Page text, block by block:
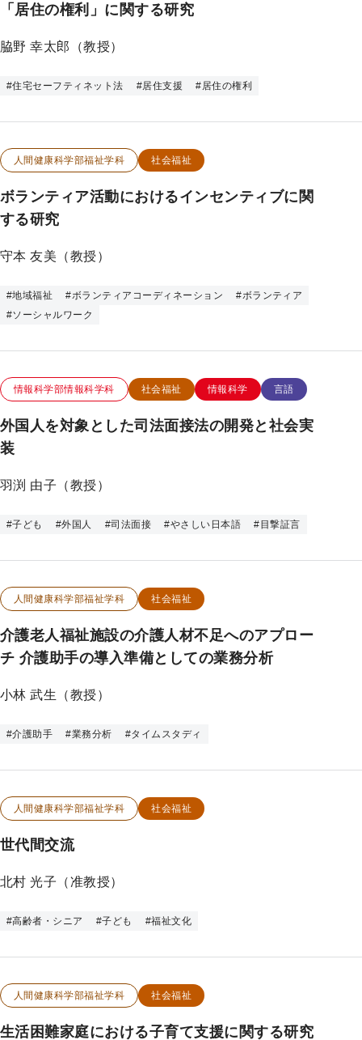
「居住の権利」に関する研究
脇野 幸太郎（教授）
#住宅セーフティネット法 #居住支援 #居住の権利
この研究のカテゴリー
人間健康科学部福祉学科 社会福祉
ボランティア活動におけるインセンティブに関
する研究
守本 友美（教授）
この研究のキーワード
#地域福祉 #ボランティアコーディネーション #ボランティア
#ソーシャルワーク
この研究のカテゴリー
情報科学部情報科学科 社会福祉 情報科学 言語
外国人を対象とした司法面接法の開発と社会実
装
羽渕 由子（教授）
この研究のキーワード
#子ども #外国人 #司法面接 #やさしい日本語 # 目撃証言
この研究のカテゴリー
人間健康科学部福祉学科 社会福祉
介護老人福祉施設の介護人材不足へのアプロー
チ 介護助手の導入準備としての業務分析
小林 武生（教授）
この研究のキーワード
#介護助手 #業務分析 #タイムスタディ
この研究のカテゴリー
人間健康科学部福祉学科 社会福祉
世代間交流
北村 光子（准教授）
この研究のキーワード
#高齢者・シニア #子ども #福祉文化
この研究のカテゴリー
人間健康科学部福祉学科 社会福祉
生活困難家庭における子育て支援に関する研究
この研究のキーワード